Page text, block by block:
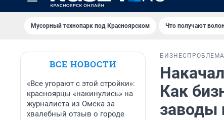
Мусорный технопарк под Крaсноярском Что получают
ВСЕ НОВОСТИ
«Все угорают с этой стройки»:
красноярцы «накинулись» на
журналиста из Омска за
хвалебный отзыв о городе
БИЗНЕС ПРОБЛЕМА
Как
заводы